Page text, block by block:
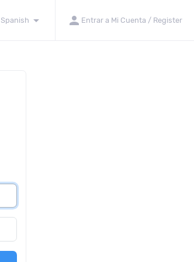
Spanish arrow_drop_down person Entrar a Mi Cuenta / Register